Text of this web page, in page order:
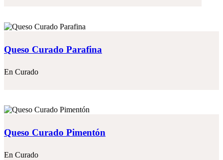
Queso Curado Parafina
En Curado
Queso Curado Pimentón
En Curado